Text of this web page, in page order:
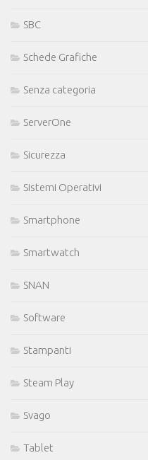
SBC
Schede Grafiche
Senza categoria
ServerOne
Sicurezza
Sistemi Operativi
Smartphone
Smartwatch
SNAN
Software
Stampanti
Steam Play
Svago
Tablet